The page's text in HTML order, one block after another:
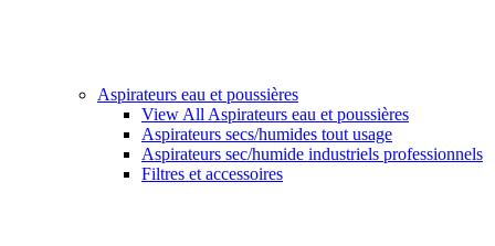
Aspirateurs eau et poussières
View All Aspirateurs eau et poussières
Aspirateurs secs/humides tout usage
Aspirateurs sec/humide industriels professionnels
Filtres et accessoires